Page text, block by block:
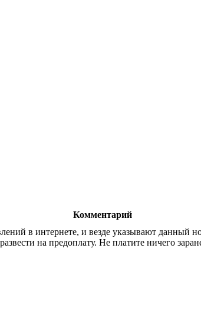
Комментарий
в интернете, и везде указывают данный
на предоплату. Не платите ничего